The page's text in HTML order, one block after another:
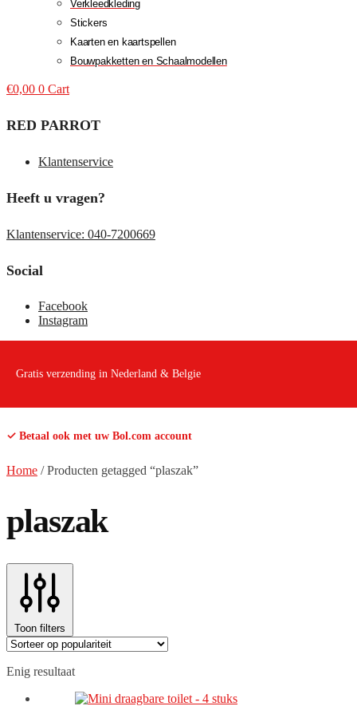
Verkleedkleding
Stickers
Kaarten en kaartspellen
Bouwpakketten en Schaalmodellen
€0,00 0 Cart
RED PARROT
Klantenservice
Heeft u vragen?
Klantenservice: 040-7200669
Social
Facebook
Instagram
Gratis verzending in Nederland & Belgie
✓ Betaal ook met uw Bol.com account
Home /Producten getagged “plaszak”
plaszak
Toon filters
Enig resultaat